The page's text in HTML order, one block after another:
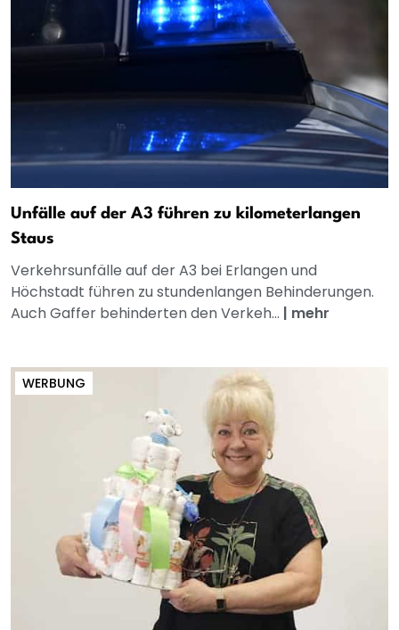
Unfälle auf der A3 führen zu kilometerlangen
Staus
Verkehrsunfälle auf der A3 bei Erlangen und
Höchstadt führen zu stundenlangen Behinderungen.
Auch Gaffer behinderten den Verkeh... | mehr
WERBUNG